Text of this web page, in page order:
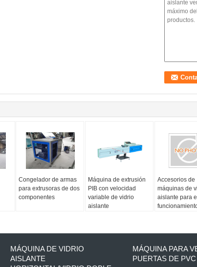
Congelador de armas
para extrusoras de dos
componentes
Máquina de extrusión
PIB con velocidad
variable de vidrio
aislante
para el tamaño máximo
Accesorios de
máquinas de
aislante para el
MÁQUINA DE VIDRIO
AISLANTE
MÁQUINA PARA
PUERTAS DE PVC